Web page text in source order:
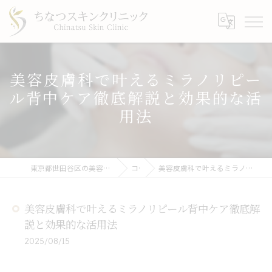
美容皮膚科で叶えるミラノリピー
ル背中ケア徹底解説と効果的な活
用法
東京都世田谷区の美容皮膚科ならちなつスキンクリニック コラム 美容皮膚科で叶えるミラノリピール背中ケア徹底解説と効果的な活用法
美容皮膚科で叶えるミラノリピール背中ケア徹底解
説と効果的な活用法
2025/08/15